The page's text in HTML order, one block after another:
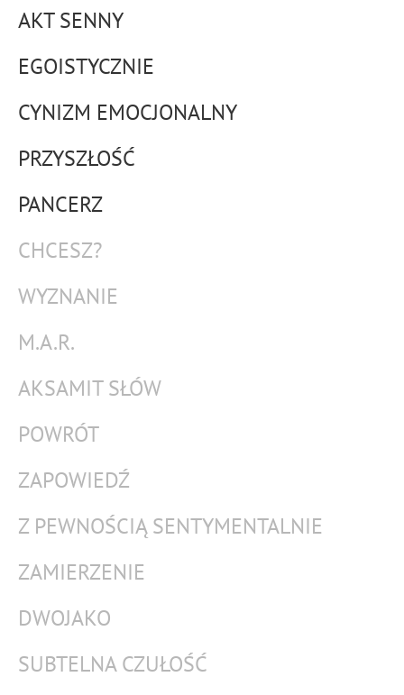
AKT SENNY
EGOISTYCZNIE
CYNIZM EMOCJONALNY
PRZYSZŁOŚĆ
PANCERZ
CHCESZ?
WYZNANIE
M.A.R.
AKSAMIT SŁÓW
POWRÓT
ZAPOWIEDŹ
Z PEWNOŚCIĄ SENTYMENTALNIE
ZAMIERZENIE
DWOJAKO
SUBTELNA CZUŁOŚĆ